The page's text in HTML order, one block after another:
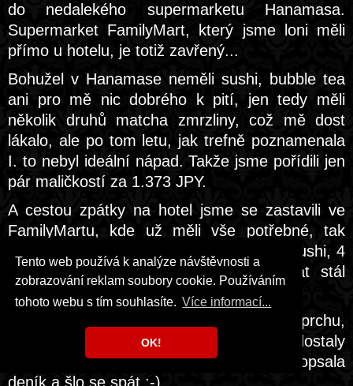
Tento web používá k analýze návštěvnosti a
zobrazování reklam soubory cookie. Používáním
tohoto webu s tím souhlasíte. Více informací...
OK!
do nedalekého supermarketu Hanamasa.
Supermarket FamilyMart, který jsme loni měli
přímo u hotelu, je totiž zavřený...
Bohužel v Hanamase neměli sushi, bubble tea
ani pro mě nic dobrého k pití, jen tedy měli
několik druhů matcha zmrzliny, což mě dost
lákalo, ale po tom letu, jak trefně poznamenala
I. to nebyl ideální nápad. Takže jsme pořídili jen
pár maličkostí za 1.373 JPY.
A cestou zpátky na hotel jsme se zastavili ve
FamilyMartu, kde už měli vše potřebné, tak
jsem si to brala ve velkém – 3 krabičky sushi, 4
bubble tea, něco k snídani... Tentokrát stál
nákup 3.147 JPY.
Po návratu na pokoj jsem si dala sprchu,
vyprala svůj svetr a Mikiho košili, které dostaly
cestou zabrat, povečeřeli jsme sushi, já dopsala
deník a šlo se spát :-).